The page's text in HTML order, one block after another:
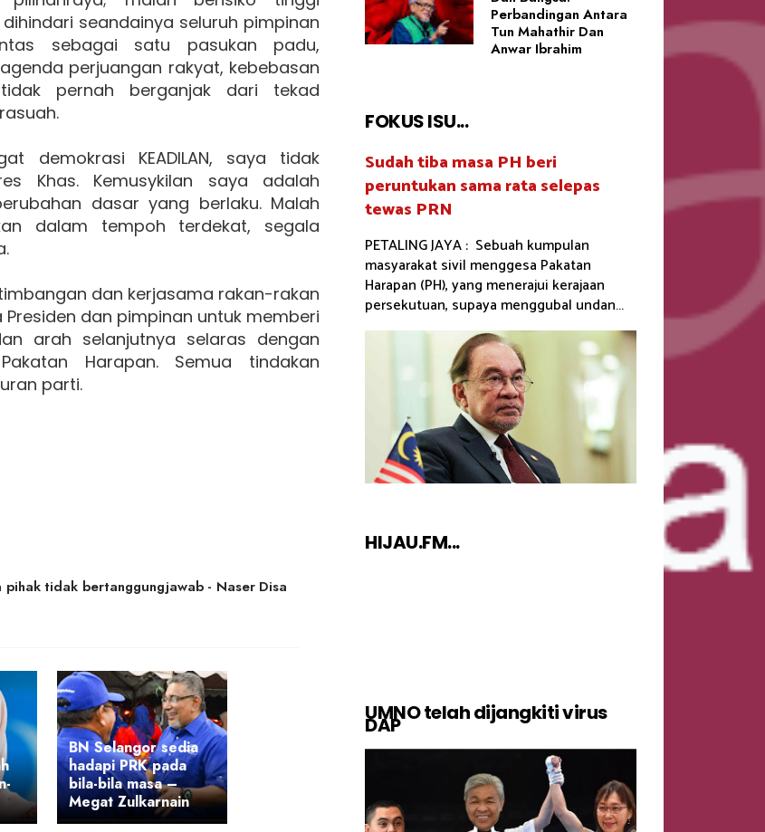
seandainya seluruh pimpinan
sebagai satu pasukan padu,
perjuangan rakyat, kebebasan
pernah berganjak dari tekad
demokrasi KEADILAN, saya tidak
Khas. Kemusykilan saya adalah
dasar yang berlaku. Malah
dalam tempoh terdekat, segala
dan kerjasama rakan-rakan
dan pimpinan untuk memberi
arah selanjutnya selaras dengan
Harapan. Semua tindakan
parti.
tidak bertanggungjawab - Naser Disa
BN Selangor sedia
hadapi PRK pada
bila-bila masa –
Megat Zulkarnain
Perbandingan Antara
Tun Mahathir Dan
Anwar Ibrahim
FOKUS ISU...
Sudah tiba masa PH beri
peruntukan sama rata selepas
tewas PRN
PETALING JAYA : Sebuah kumpulan
masyarakat sivil menggesa Pakatan
Harapan (PH), yang menerajui kerajaan
persekutuan, supaya menggubal undan...
HIJAU.FM...
UMNO telah dijangkiti virus
DAP